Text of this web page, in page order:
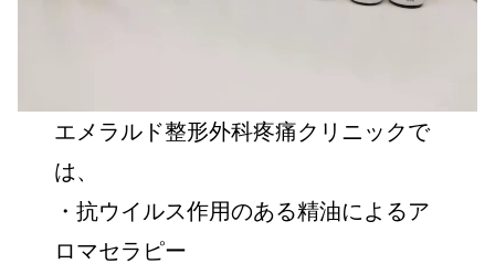
エメラルド整形外科疼痛クリニックで
は、
・抗ウイルス作用のある精油によるア
ロマセラピー